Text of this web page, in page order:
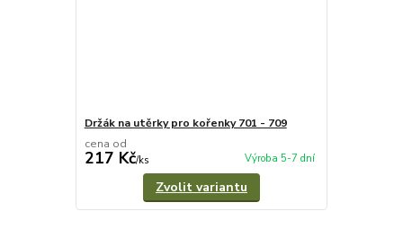
Držák na utěrky pro kořenky 701 - 709
cena od
217 Kč/ks Výroba 5-7 dní
Zvolit variantu